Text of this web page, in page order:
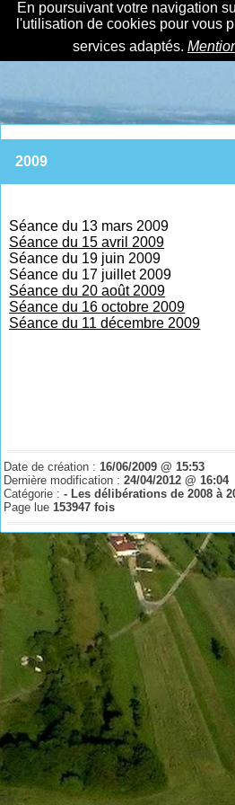
En poursuivant votre navigation
l'utilisation de cookies pour vous
services adaptés.
2009
Séance du 13 mars 2009
Séance du 15 avril 2009
Séance du 19 juin 2009
Séance du 17 juillet 2009
Séance du 20 août 2009
Séance du 16 octobre 2009
Séance du 11 décembre 2009
Date de création :16/06/2009 @ 15:53
Dernière modification :24/04/2012 @ 16:04
Catégorie :- Les délibérations de 2008 à
Page lue153947 fois